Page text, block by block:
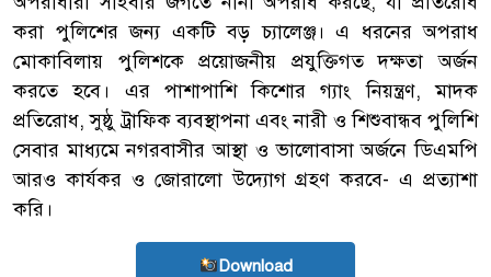
করা পুলিশের জন্য একটি বড় চ্যালেঞ্জ। এ ধরনের অপরাধ
মোকাবিলায় পুলিশকে প্রয়োজনীয় প্রযুক্তিগত দক্ষতা অর্জন
করতে হবে। এর পাশাপাশি কিশোর গ্যাং নিয়ন্ত্রণ, মাদক
প্রতিরোধ, সুষ্ঠু ট্রাফিক ব্যবস্থাপনা এবং নারী ও শিশুবান্ধব পুলিশি
সেবার মাধ্যমে নগরবাসীর আস্থা ও ভালোবাসা অর্জনে ডিএমপি
আরও কার্যকর ও জোরালো উদ্যোগ গ্রহণ করবে- এ প্রত্যাশা
করি।
Download